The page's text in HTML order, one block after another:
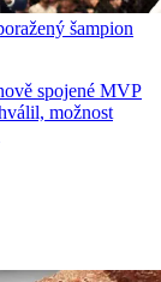
šampion
spojené MVP
možnost